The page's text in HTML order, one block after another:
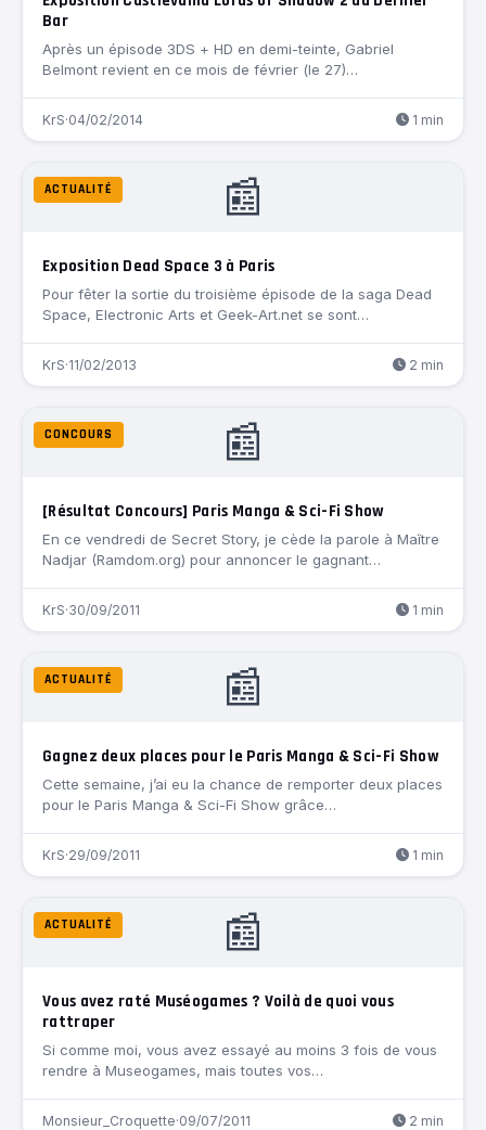
Bar
Après un épisode 3DS + HD en demi-teinte, Gabriel
Belmont revient en ce mois de février (le 27)…
KrS·04/02/2014 1 min
📰
ACTUALITÉ
Exposition Dead Space 3 à Paris
Pour fêter la sortie du troisième épisode de la saga Dead
Space, Electronic Arts et Geek-Art.net se sont…
KrS·11/02/2013 2 min
📰
CONCOURS
[Résultat Concours] Paris Manga & Sci-Fi Show
En ce vendredi de Secret Story, je cède la parole à Maître
Nadjar (Ramdom.org) pour annoncer le gagnant…
KrS·30/09/2011 1 min
📰
ACTUALITÉ
Gagnez deux places pour le Paris Manga & Sci-Fi Show
Cette semaine, j’ai eu la chance de remporter deux places
pour le Paris Manga & Sci-Fi Show grâce…
KrS·29/09/2011 1 min
📰
ACTUALITÉ
Vous avez raté Muséogames ? Voilà de quoi vous
rattraper
Si comme moi, vous avez essayé au moins 3 fois de vous
rendre à Museogames, mais toutes vos…
Monsieur_Croquette·09/07/2011 2 min